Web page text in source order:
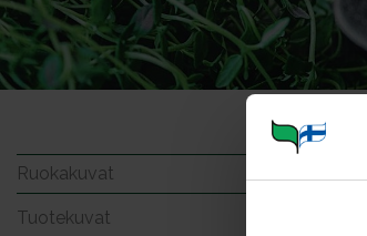
Ruokakuvat
Tuotekuvat